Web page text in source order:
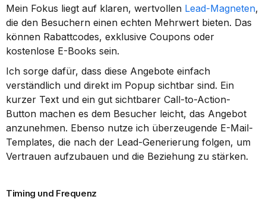
Mein Fokus liegt auf klaren, wertvollen Lead-Magneten,
die den Besuchern einen echten Mehrwert bieten. Das
können Rabattcodes, exklusive Coupons oder
kostenlose E-Books sein.
Ich sorge dafür, dass diese Angebote einfach
verständlich und direkt im Popup sichtbar sind. Ein
kurzer Text und ein gut sichtbarer Call-to-Action-
Button machen es dem Besucher leicht, das Angebot
anzunehmen. Ebenso nutze ich überzeugende E-Mail-
Templates, die nach der Lead-Generierung folgen, um
Vertrauen aufzubauen und die Beziehung zu stärken.
Timing und Frequenz